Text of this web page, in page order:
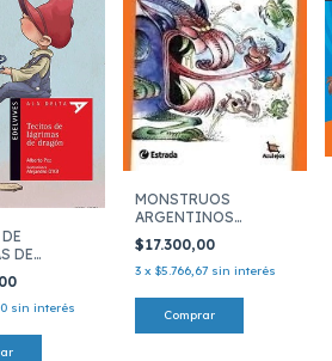
DE
sin interés
MONSTRUOS
ARGENTINOS
AZULEJOS 9
$17.300,00
3 x $5.766,67 sin interés